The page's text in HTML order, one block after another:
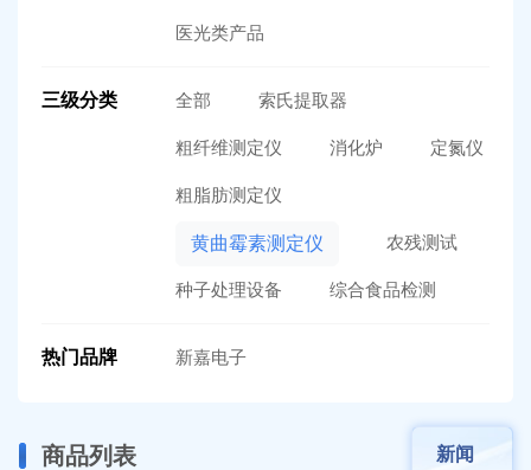
医光类产品
三级分类 全部 索氏提取器
粗纤维测定仪 消化炉 定氮仪
粗脂肪测定仪
黄曲霉素测定仪 农残测试
种子处理设备 综合食品检测
热门品牌 新嘉电子
商品列表 新闻